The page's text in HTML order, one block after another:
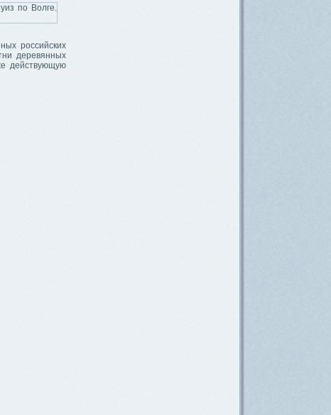
российских
деревянных
действующую